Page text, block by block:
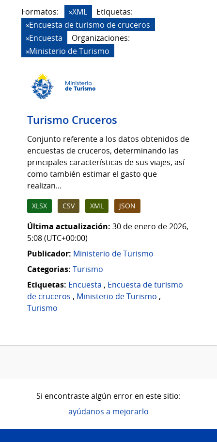
Formatos: XML
Etiquetas:
Encuesta de turismo de cruceros
Encuesta
Organizaciones:
Ministerio de Turismo
Turismo Cruceros
Conjunto referente a los datos obtenidos de
encuestas de cruceros, determinando las
principales características de sus viajes, así
como también estimar el gasto que
realizan...
XLSX CSV XML JSON
Última actualización: 30 de enero de 2026,
5:08 (UTC+00:00)
Publicador: Ministerio de Turismo
Categorias: Turismo
Etiquetas: Encuesta , Encuesta de turismo
de cruceros , Ministerio de Turismo ,
Turismo
Si encontraste algún error en este sitio:
ayúdanos a mejorarlo